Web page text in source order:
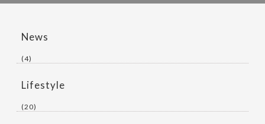
News
(4)
Lifestyle
(20)